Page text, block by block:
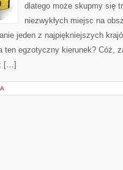
dlatego może skupmy się
niezwykłych miejsc na
jeden z najpiękniejszych
ten egzotyczny kierunek? Cóż,
[…]